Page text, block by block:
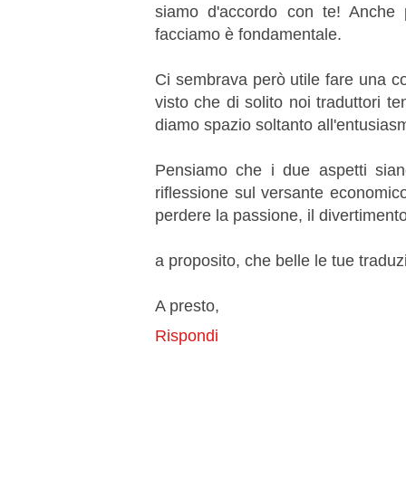
siamo d'accordo con te!
facciamo è fondamentale.
Ci sembrava però utile fare una
visto che di solito noi traduttori
diamo spazio soltanto
Pensiamo che i due aspetti
riflessione sul versante
perdere la passione, il
a proposito, che belle le tue
A presto,
Rispondi